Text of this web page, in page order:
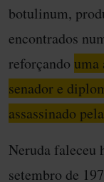
botulinum,
encontrados
reforçando uma
senador e
assassinado
Neruda faleceu
setembro de